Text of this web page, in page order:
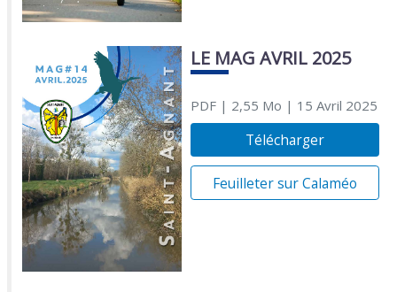
LE MAG AVRIL 2025
PDF| 2,55 Mo | 15 Avril 2025
Télécharger
Feuilleter sur Calaméo